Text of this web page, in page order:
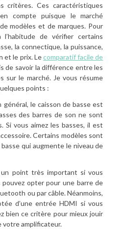
critères. Ces caractéristiques
compte puisque le marché
modèles et de marques. Pour
l’habitude de vérifier certains
la connectique, la puissance,
et le prix. Lecomparatif facile de
de savoir la différence entre les
sur le marché. Je vous résume
points :
général, le caisson de basse est
des barres de son ne sont
Si vous aimez les basses, il est
Certains modèles sont
qui augmente le niveau de
un point très important si vous
pouvez opter pour une barre de
ou par câble. Néanmoins,
d’une entrée HDMI si vous
bien ce critère pour mieux jouir
amplificateur.